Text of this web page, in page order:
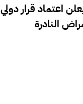
اعتماد قرار دولي
النادرة